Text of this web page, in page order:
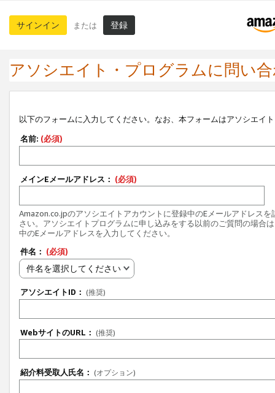
サインイン または 登録
アソシエイト・プログラムに問い
以下のフォームに入力してください。なお、本フォームはアソシエイ
名前: (必須)
メインEメールアドレス： (必須)
Amazon.co.jpのアソシエイトアカウントに登録中のEメールアドレスを
さい。アソシエイトプログラムに申し込みをする以前のご質問の場合
中のEメールアドレスを入力してください。
件名： (必須)
件名を選択してください
アソシエイトID： (推奨)
WebサイトのURL： (推奨)
紹介料受取人氏名： (オプション)